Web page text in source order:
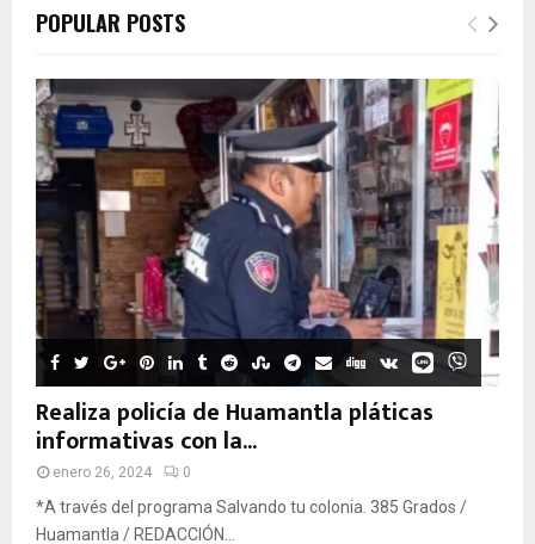
POPULAR POSTS
Realiza policía de Huamantla pláticas
informativas con la...
enero 26, 2024 0
*A través del programa Salvando tu colonia. 385 Grados /
Huamantla / REDACCIÓN...